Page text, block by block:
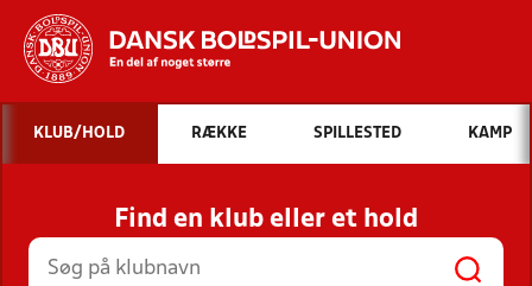
Hvad vil du søge efter?
INDHOLD OG NYHEDER
STILLINGER, RESULTATER, KLUBBER OG
HOLD
KLUB/HOLD RÆKKE SPILLESTED KAMP
Find en klub eller et hold